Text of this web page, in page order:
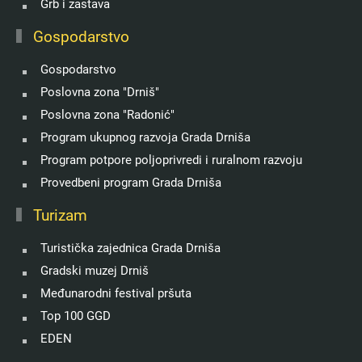
Grb i zastava
Gospodarstvo
Gospodarstvo
Poslovna zona "Drniš"
Poslovna zona "Radonić"
Program ukupnog razvoja Grada Drniša
Program potpore poljoprivredi i ruralnom razvoju
Provedbeni program Grada Drniša
Turizam
Turistička zajednica Grada Drniša
Gradski muzej Drniš
Međunarodni festival pršuta
Top 100 GGD
EDEN